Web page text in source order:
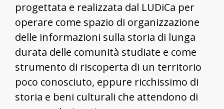
progettata e realizzata dal LUDiCa per
operare come spazio di organizzazione
delle informazioni sulla storia di lunga
durata delle comunità studiate e come
strumento di riscoperta di un territorio
poco conosciuto, eppure ricchissimo di
storia e beni culturali che attendono di